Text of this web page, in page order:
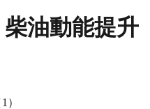
柴油動能提升
1 ）